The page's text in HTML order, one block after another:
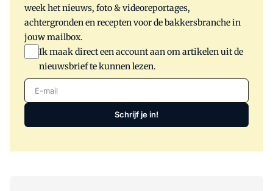
week het nieuws, foto & videoreportages,
achtergronden en recepten voor de bakkersbranche in
jouw mailbox.
Ik maak direct een account aan om artikelen uit de
nieuwsbrief te kunnen lezen.
E-mail
Schrijf je in!